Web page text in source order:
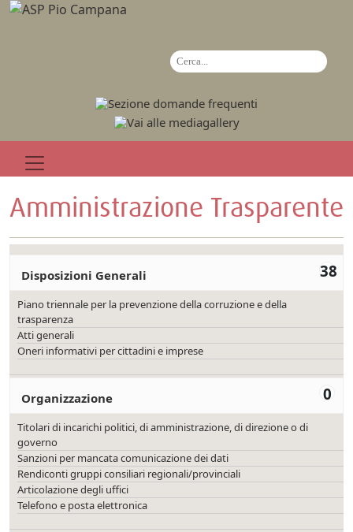
Amministrazione Trasparente
38
Disposizioni Generali
Piano triennale per la prevenzione della corruzione e della
trasparenza
Atti generali
Oneri informativi per cittadini e imprese
0
Organizzazione
Titolari di incarichi politici, di amministrazione, di direzione o di
governo
Sanzioni per mancata comunicazione dei dati
Rendiconti gruppi consiliari regionali/provinciali
Articolazione degli uffici
Telefono e posta elettronica